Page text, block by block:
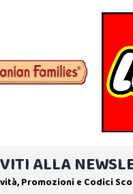
ALLA
Promozioni e Codici